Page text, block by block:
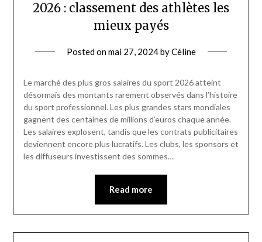
2026 : classement des athlètes les
mieux payés
Posted onmai 27, 2024byCéline
Le marché des plus gros salaires du sport 2026 atteint
désormais des montants rarement observés dans l’histoire
du sport professionnel. Les plus grandes stars mondiales
gagnent des centaines de millions d’euros chaque année.
Les salaires explosent, tandis que les contrats publicitaires
deviennent encore plus lucratifs. Les clubs, les sponsors et
les diffuseurs investissent des sommes…
Read more